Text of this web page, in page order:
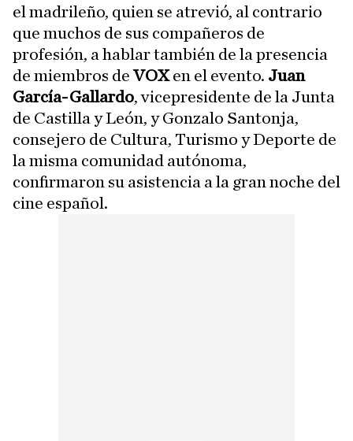
el madrileño, quien se atrevió, al contrario
que muchos de sus compañeros de
profesión, a hablar también de la presencia
de miembros deVOXen el evento. Juan
García-Gallardo, vicepresidente de la Junta
de Castilla y León, y Gonzalo Santonja,
consejero de Cultura, Turismo y Deporte de
la misma comunidad autónoma,
confirmaron su asistencia a la gran noche del
cine español.